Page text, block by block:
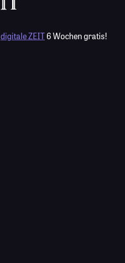
digitale ZEIT6 Wochen gratis!